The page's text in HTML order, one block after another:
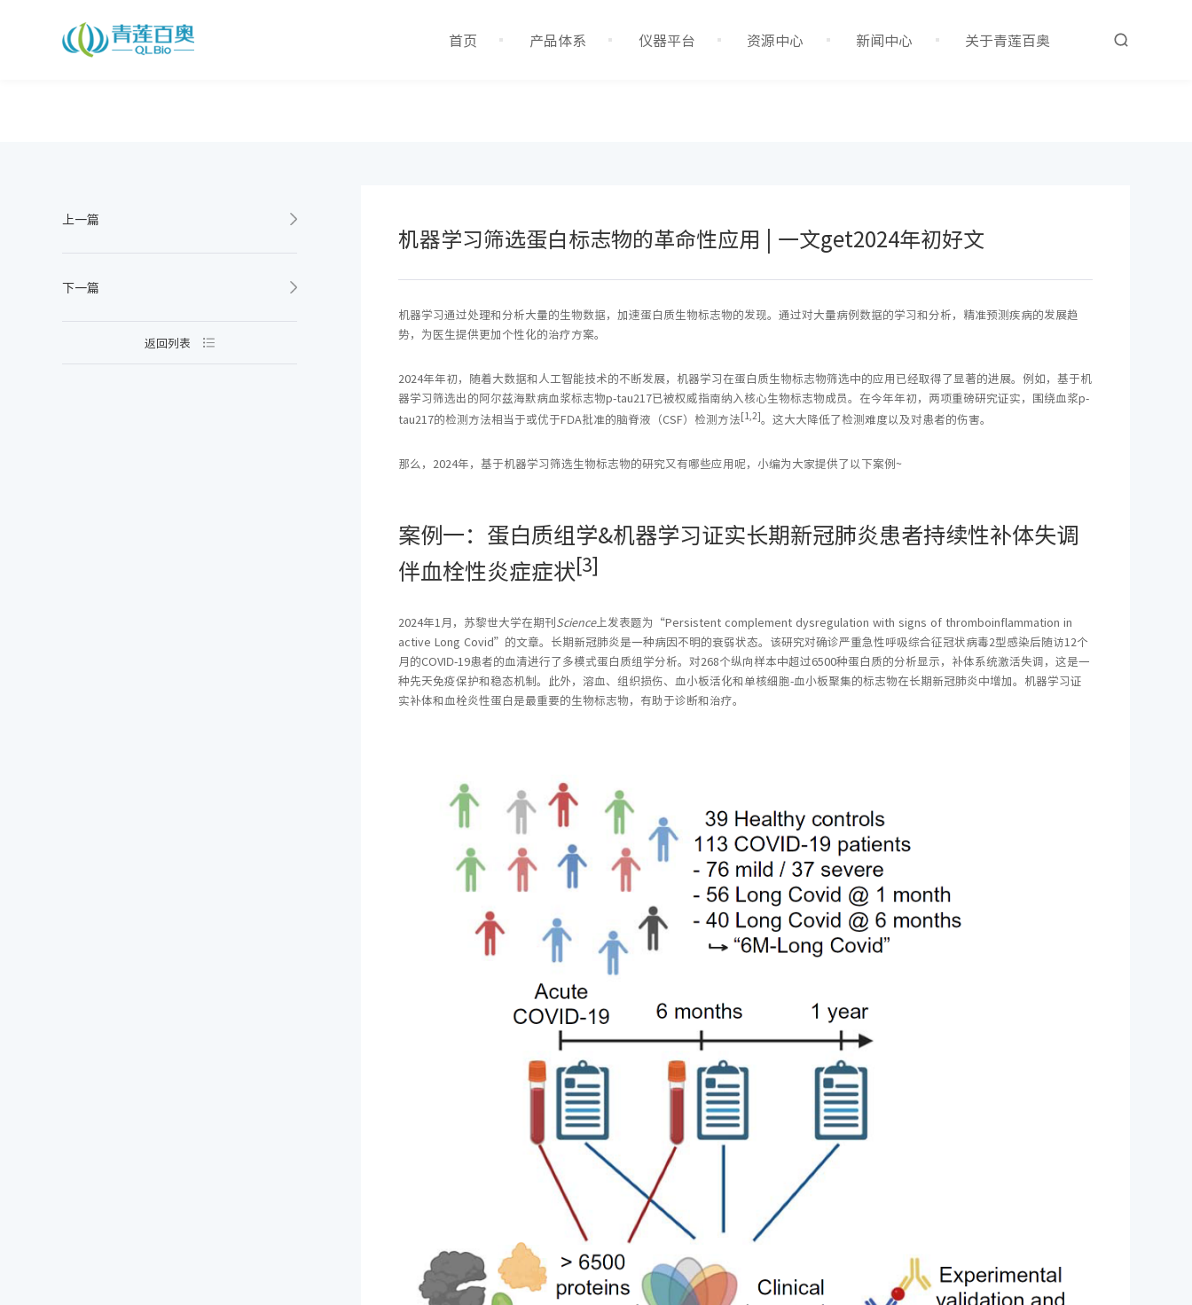
您好，欢迎来到青莲百奥!
首页 产品体系 仪器平台 资源中心 新闻中心 关于青莲百奥
上一篇
下一篇
返回列表
机器学习筛选蛋白标志物的革命性应用 | 一文get2024年初好文
机器学习通过处理和分析大量的生物数据，加速蛋白质生物标志物的发现。通过对大量病例数据的学习和分析，精准预测疾病的发展趋
势，为医生提供更加个性化的治疗方案。
2024年年初，随着大数据和人工智能技术的不断发展，机器学习在蛋白质生物标志物筛选中的应用已经取得了显著的进展。例如，基于机
器学习筛选出的阿尔兹海默病血浆标志物p-tau217已被权威指南纳入核心生物标志物成员。在今年年初，两项重磅研究证实，围绕血浆p-
tau217的检测方法相当于或优于FDA批准的脑脊液（CSF）检测方法[1,2]。这大大降低了检测难度以及对患者的伤害。
那么，2024年，基于机器学习筛选生物标志物的研究又有哪些应用呢，小编为大家提供了以下案例~
案例一：蛋白质组学&机器学习证实长期新冠肺炎患者持续性补体失调
伴血栓性炎症症状[3]
2024年1月，苏黎世大学在期刊Science上发表题为“Persistent complement dysregulation with signs of thromboinflammation in
active Long Covid”的文章。长期新冠肺炎是一种病因不明的衰弱状态。该研究对确诊严重急性呼吸综合征冠状病毒2型感染后随访12个
月的COVID-19患者的血清进行了多模式蛋白质组学分析。对268个纵向样本中超过6500种蛋白质的分析显示，补体系统激活失调，这是一
种先天免疫保护和稳态机制。此外，溶血、组织损伤、血小板活化和单核细胞-血小板聚集的标志物在长期新冠肺炎中增加。机器学习证
实补体和血栓炎性蛋白是最重要的生物标志物，有助于诊断和治疗。